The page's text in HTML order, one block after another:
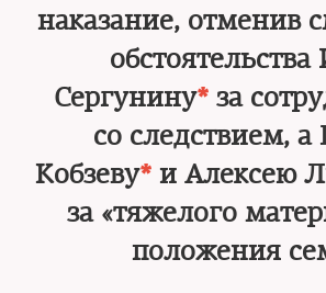
наказание, отменив
Сергунину* за
со следствием,
Кобзеву* и Алексею
за «тяжелого
положения